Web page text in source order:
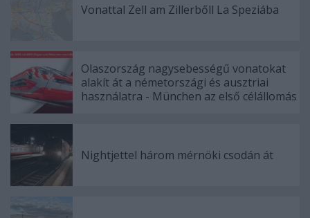
Vonattal Zell am Zillerbőll La Speziába
Olaszország nagysebességű vonatokat
alakít át a németországi és ausztriai
használatra - München az első célállomás
Nightjettel három mérnöki csodán át